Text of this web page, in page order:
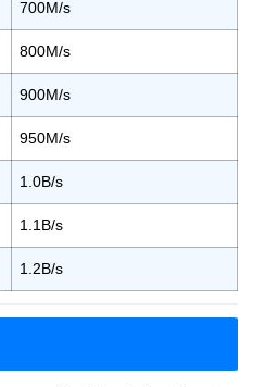
700M/s
800M/s
900M/s
950M/s
1.0B/s
1.1B/s
1.2B/s